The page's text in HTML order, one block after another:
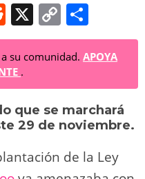
R
e
d
di
t
X
C
o
p
y
Li
n
k
o
m
p
ar
tir
su comunidad. APOYA
.
que se marchará
29 de noviembre.
de la Ley